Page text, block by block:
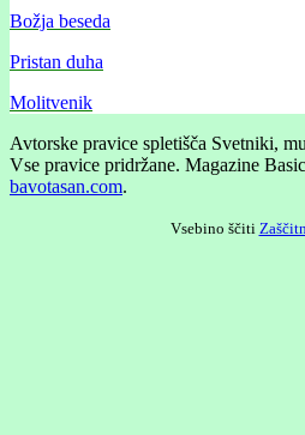
Božja beseda
Pristan duha
Molitvenik
Avtorske pravice spletišča Svetniki,
Vse pravice pridržane. Magazine
bavotasan.com.
Vsebino ščiti